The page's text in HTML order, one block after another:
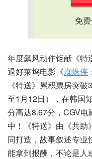
免
年度飙风动作钜献《特
退好莱坞电影《蜘蛛侠 ：
《特送》累积票房突
至1月12日），在韩国
分高达8.67分，CGV
中！《特送》由《共助
同打造，故事叙述专
能拿到报酬，不论是人